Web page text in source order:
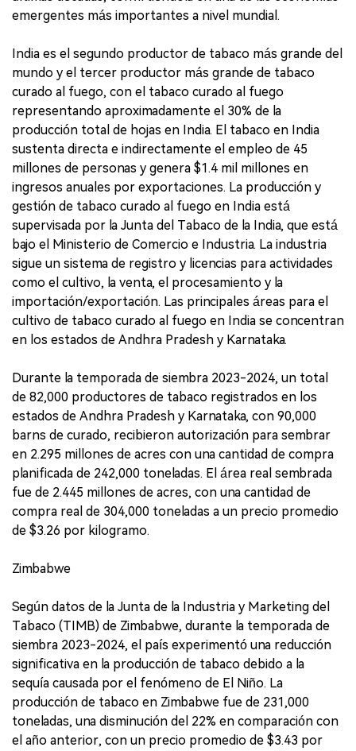
emergentes más importantes a nivel mundial.
India es el segundo productor de tabaco más grande del
mundo y el tercer productor más grande de tabaco
curado al fuego, con el tabaco curado al fuego
representando aproximadamente el 30% de la
producción total de hojas en India. El tabaco en India
sustenta directa e indirectamente el empleo de 45
millones de personas y genera $1.4 mil millones en
ingresos anuales por exportaciones. La producción y
gestión de tabaco curado al fuego en India está
supervisada por la Junta del Tabaco de la India, que está
bajo el Ministerio de Comercio e Industria. La industria
sigue un sistema de registro y licencias para actividades
como el cultivo, la venta, el procesamiento y la
importación/exportación. Las principales áreas para el
cultivo de tabaco curado al fuego en India se concentran
en los estados de Andhra Pradesh y Karnataka.
Durante la temporada de siembra 2023-2024, un total
de 82,000 productores de tabaco registrados en los
estados de Andhra Pradesh y Karnataka, con 90,000
barns de curado, recibieron autorización para sembrar
en 2.295 millones de acres con una cantidad de compra
planificada de 242,000 toneladas. El área real sembrada
fue de 2.445 millones de acres, con una cantidad de
compra real de 304,000 toneladas a un precio promedio
de $3.26 por kilogramo.
Zimbabwe
Según datos de la Junta de la Industria y Marketing del
Tabaco (TIMB) de Zimbabwe, durante la temporada de
siembra 2023-2024, el país experimentó una reducción
significativa en la producción de tabaco debido a la
sequía causada por el fenómeno de El Niño. La
producción de tabaco en Zimbabwe fue de 231,000
toneladas, una disminución del 22% en comparación con
el año anterior, con un precio promedio de $3.43 por